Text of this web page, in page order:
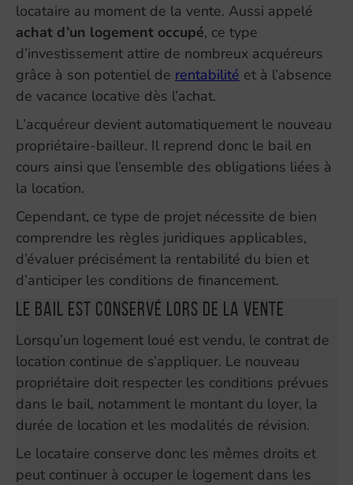
locataire au moment de la vente. Aussi appelé
achat d’un logement occupé, ce type
d’investissement attire de nombreux acquéreurs
grâce à son potentiel de rentabilité et à l’absence
de vacance locative dès l’achat.
L’acquéreur devient automatiquement le nouveau
propriétaire-bailleur. Il reprend donc le bail en
cours ainsi que l’ensemble des obligations liées à
la location.
Cependant, ce type de projet nécessite de bien
comprendre les règles juridiques applicables,
d’évaluer précisément la rentabilité du bien et
d’anticiper les conditions de financement.
Le bail est conservé lors de la vente
Lorsqu’un logement loué est vendu, le contrat de
location continue de s’appliquer. Le nouveau
propriétaire doit respecter les conditions prévues
dans le bail, notamment le montant du loyer, la
durée de location et les modalités de révision.
Le locataire conserve donc les mêmes droits et
peut continuer à occuper le logement dans les